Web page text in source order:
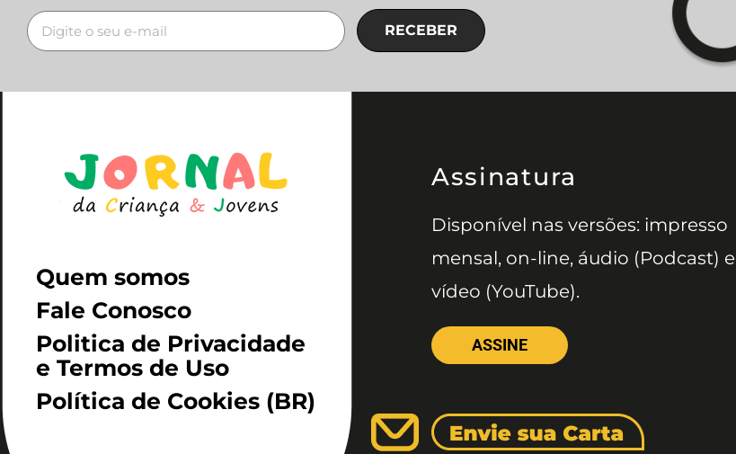
RECEBER
Quem somos
Fale Conosco
Politica de Privacidade
e Termos de Uso
Política de Cookies (BR)
Assinatura
Disponível nas versões: impresso
mensal, on-line, áudio (Podcast) e
vídeo (YouTube).
ASSINE